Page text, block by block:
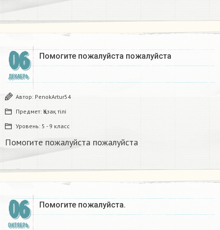
06
ДЕКАБРЬ
Помогите пожалуйста пожалуйста
Автор: PenokArtur54
Предмет: Қазақ тiлi
Уровень: 5 - 9 класс
Помогите пожалуйста пожалуйста
06
ОКТЯБРЬ
Помогите пожалуйста.